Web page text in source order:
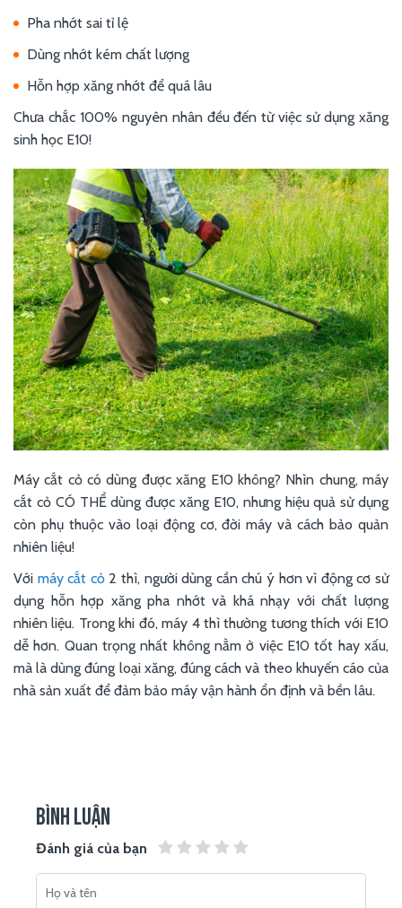
Pha nhớt sai tỉ lệ
Dùng nhớt kém chất lượng
Hỗn hợp xăng nhớt để quá lâu
Chưa chắc 100% nguyên nhân đều đến từ việc sử dụng xăng
sinh học E10!
Máy cắt cỏ có dùng được xăng E10 không? Nhìn chung, máy
cắt cỏ CÓ THỂ dùng được xăng E10, nhưng hiệu quả sử dụng
còn phụ thuộc vào loại động cơ, đời máy và cách bảo quản
nhiên liệu!
Với máy cắt cỏ2 thì, người dùng cần chú ý hơn vì động cơ sử
dụng hỗn hợp xăng pha nhớt và khá nhạy với chất lượng
nhiên liệu. Trong khi đó, máy 4 thì thường tương thích với E10
dễ hơn. Quan trọng nhất không nằm ở việc E10 tốt hay xấu,
mà là dùng đúng loại xăng, đúng cách và theo khuyến cáo của
nhà sản xuất để đảm bảo máy vận hành ổn định và bền lâu.
BÌNH LUẬN
Đánh giá của bạn